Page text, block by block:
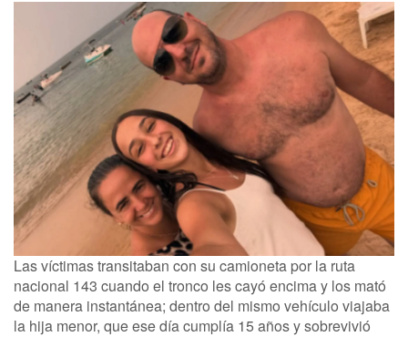
Las víctimas transitaban con su camioneta por la ruta
nacional 143 cuando el tronco les cayó encima y los mató
de manera instantánea; dentro del mismo vehículo viajaba
la hija menor, que ese día cumplía 15 años y sobrevivió